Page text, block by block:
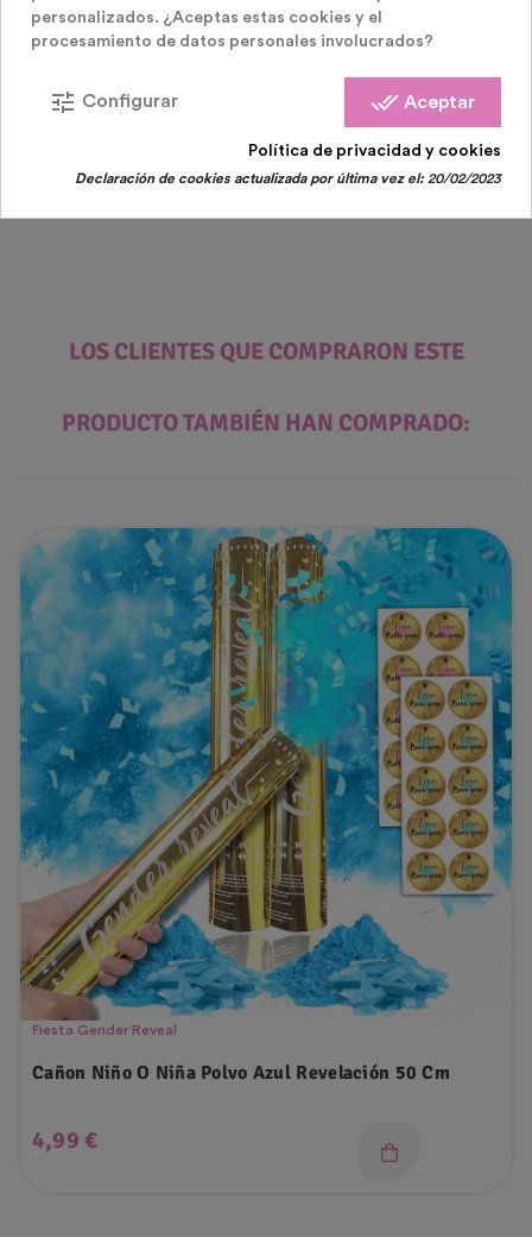
Cañon Confeti Sexo Bebe 40 Cm
Precio
4,90 €
LOS CLIENTES QUE COMPRARON ESTE
PRODUCTO TAMBIÉN HAN COMPRADO:
Fiesta Gender Reveal
Cañon Niño O Niña Polvo Azul Revelación 50 Cm
Precio
4,99 €
personalizados. ¿Aceptas estas cookies y el
procesamiento de datos personales involucrados?
done_all Aceptar
tune Configurar
Política de privacidad y cookies
Declaración de cookies actualizada por última vez el:20/02/2023